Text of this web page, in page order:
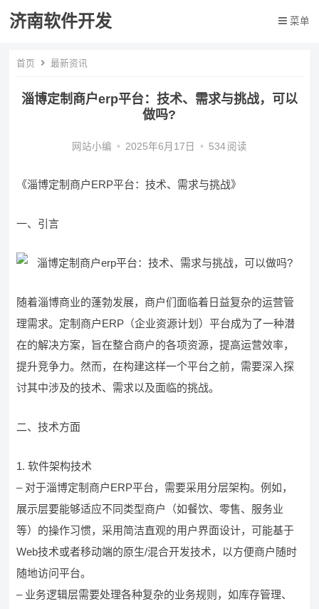
济南软件开发 菜单
首页 最新资讯
淄博定制商户erp平台：技术、需求与挑战，可以
做吗?
网站小编 • 2025年6月17日 • 534 阅读
《淄博定制商户ERP平台：技术、需求与挑战》
一、引言
随着淄博商业的蓬勃发展，商户们面临着日益复杂的运营管
理需求。定制商户ERP（企业资源计划）平台成为了一种潜
在的解决方案，旨在整合商户的各项资源，提高运营效率，
提升竞争力。然而，在构建这样一个平台之前，需要深入探
讨其中涉及的技术、需求以及面临的挑战。
二、技术方面
1. 软件架构技术
– 对于淄博定制商户ERP平台，需要采用分层架构。例如，
展示层要能够适应不同类型商户（如餐饮、零售、服务业
等）的操作习惯，采用简洁直观的用户界面设计，可能基于
Web技术或者移动端的原生/混合开发技术，以方便商户随时
随地访问平台。
– 业务逻辑层需要处理各种复杂的业务规则，如库存管理、